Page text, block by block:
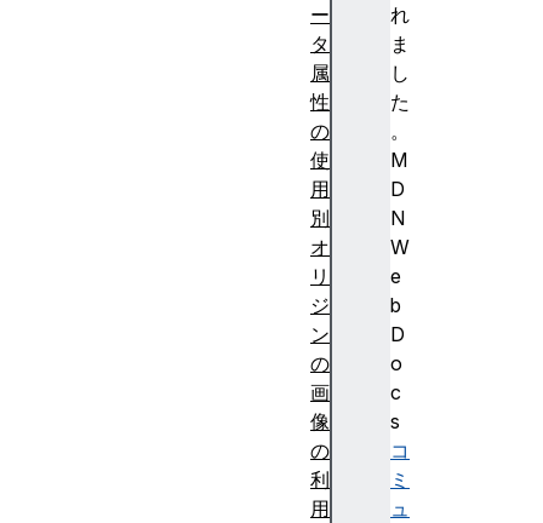
れ
ま
し
た
。
M
D
N
W
e
b
D
o
c
s
コ
ミ
ュ
ー
タ
属
性
の
使
用
別
オ
リ
ジ
ン
の
画
像
の
利
用